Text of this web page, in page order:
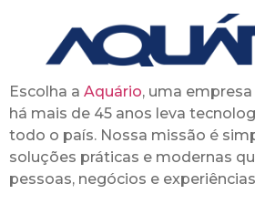
Escolha a Aquário, uma empresa
há mais de 45 anos leva
todo o país. Nossa missão é
soluções práticas e modernas
pessoas, negócios e